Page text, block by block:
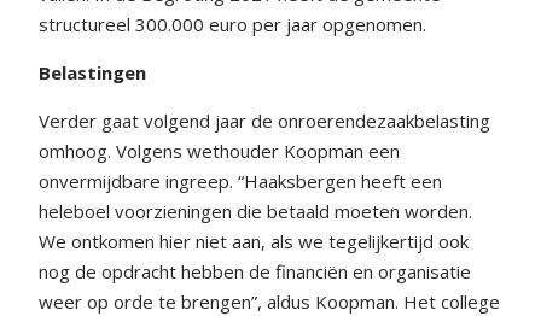
structureel 300.000 euro per jaar opgenomen.
Belastingen
Verder gaat volgend jaar de onroerendezaakbelasting
omhoog. Volgens wethouder Koopman een
onvermijdbare ingreep. “Haaksbergen heeft een
heleboel voorzieningen die betaald moeten worden.
We ontkomen hier niet aan, als we tegelijkertijd ook
nog de opdracht hebben de financiën en organisatie
weer op orde te brengen”, aldus Koopman. Het college